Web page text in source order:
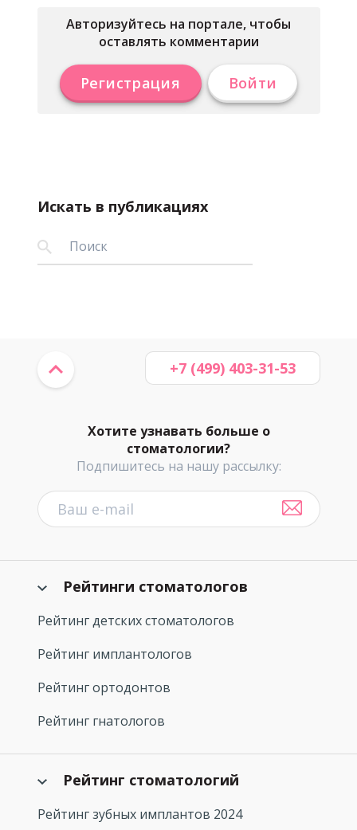
Авторизуйтесь на портале, чтобы
оставлять комментарии
Регистрация Войти
Искать в публикациях
Хотите узнавать больше о
стоматологии?
Подпишитесь на нашу рассылку:
+7 (499) 403-31-53
Рейтинги стоматологов
Рейтинг детских стоматологов
Рейтинг имплантологов
Рейтинг ортодонтов
Рейтинг гнатологов
Рейтинг стоматологий
Рейтинг зубных имплантов 2024